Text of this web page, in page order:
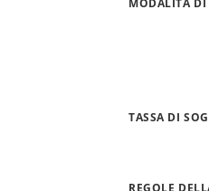
MODALITÀ DI
TASSA DI
REGOLE